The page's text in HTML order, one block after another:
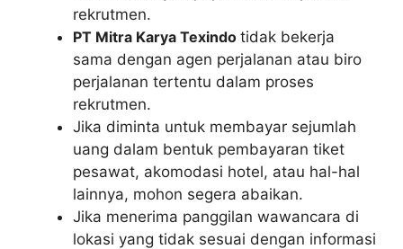
rekrutmen.
PT Mitra Karya Texindo tidak bekerja
sama dengan agen perjalanan atau biro
perjalanan tertentu dalam proses
rekrutmen.
Jika diminta untuk membayar sejumlah
uang dalam bentuk pembayaran tiket
pesawat, akomodasi hotel, atau hal-hal
lainnya, mohon segera abaikan.
Jika menerima panggilan wawancara di
lokasi yang tidak sesuai dengan informasi